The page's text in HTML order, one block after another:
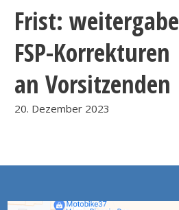
Frist: weitergabe
FSP-Korrekturen
an Vorsitzenden
20. Dezember 2023